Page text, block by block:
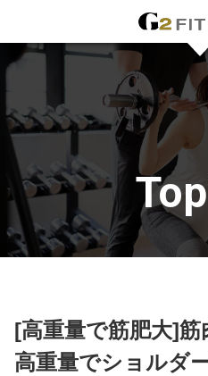
[高重量で筋肥大]
高重量でショルダ